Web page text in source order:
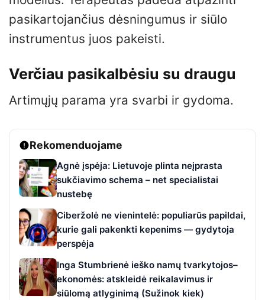
pasikartojančius dėsningumus ir siūlo
instrumentus juos pakeisti.
Verčiau pasikalbėsiu su draugu
Artimųjų parama yra svarbi ir gydoma.
Rekomenduojame
Agnė įspėja: Lietuvoje plinta neįprasta
sukčiavimo schema – net specialistai
nustebę
Ciberžolė ne vienintelė: populiarūs papildai,
kurie gali pakenkti kepenims — gydytoja
perspėja
Inga Stumbrienė ieško namų tvarkytojos–
ekonomės: atskleidė reikalavimus ir
siūlomą atlyginimą (Sužinok kiek)